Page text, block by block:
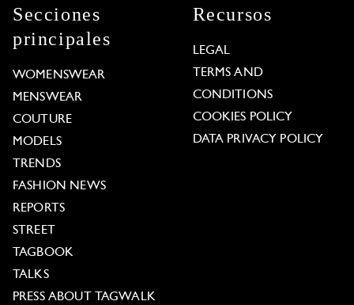
Secciones
principales
WOMENSWEAR
MENSWEAR
COUTURE
MODELS
TRENDS
FASHION NEWS
REPORTS
STREET
TAGBOOK
TALKS
PRESS ABOUT TAGWALK
Recursos
LEGAL
TERMS AND
CONDITIONS
COOKIES POLICY
DATA PRIVACY POLICY